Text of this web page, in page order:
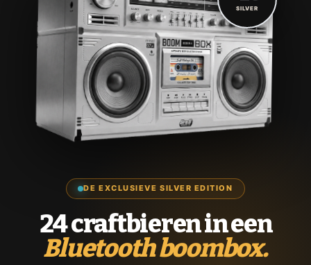
DE EXCLUSIEVE SILVER EDITION
24 craftbieren in een
Bluetooth boombox.
SILVER